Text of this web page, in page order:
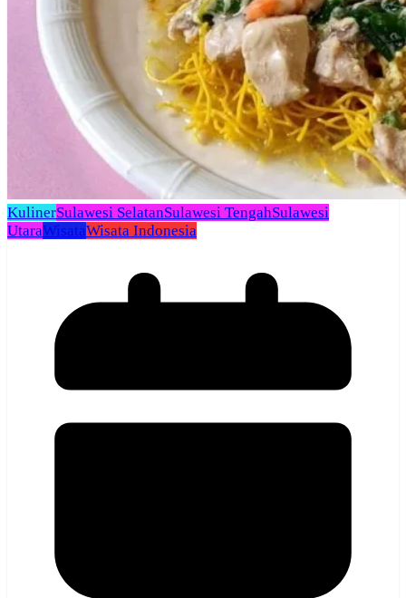
KulinerSulawesi SelatanSulawesi TengahSulawesi
UtaraWisataWisata Indonesia